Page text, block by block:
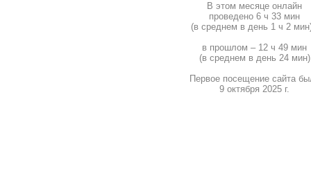
В этом месяце онлайн
проведено 6 ч 33 мин
(в среднем в день 1 ч 2
в прошлом – 12 ч 49 мин
(в среднем в день 24 мин)
Первое посещение сайта
9 октября 2025 г.